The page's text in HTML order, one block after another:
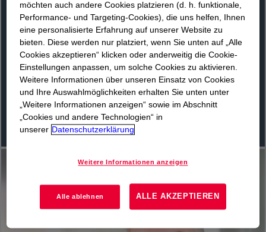
Auflösung: 1351*1920 Größe: 0,4 MB.
Quellenangabe: Dow
Download
wird in einer neuen Registerkarte
möchten auch andere Cookies platzieren (d. h. funktionale,
Performance- und Targeting-Cookies), die uns helfen, Ihnen
eine personalisierte Erfahrung auf unserer Website zu
bieten. Diese werden nur platziert, wenn Sie unten auf „Alle
Cookies akzeptieren“ klicken oder anderweitig die Cookie-
Einstellungen anpassen, um solche Cookies zu aktivieren.
Weitere Informationen über unseren Einsatz von Cookies
und Ihre Auswahlmöglichkeiten erhalten Sie unten unter
„Weitere Informationen anzeigen“ sowie im Abschnitt
„Cookies und andere Technologien“ in
unserer Datenschutzerklärung
Weitere Informationen anzeigen
Alle ablehnen ALLE AKZEPTIEREN